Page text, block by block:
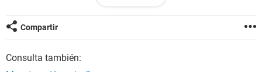
Gracias
Compartir
Consulta también: